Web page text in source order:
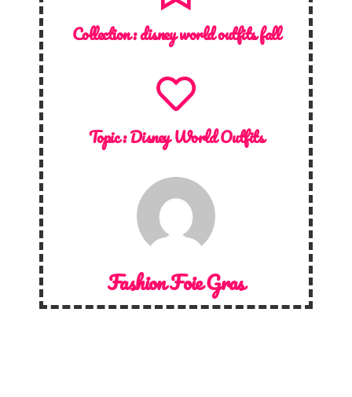
Collection :disney world outfits fall
Topic :Disney World Outfits
Fashion Foie Gras